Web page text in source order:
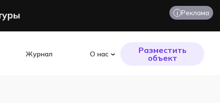
Журнал О нас
Разместить
объект
i Реклама